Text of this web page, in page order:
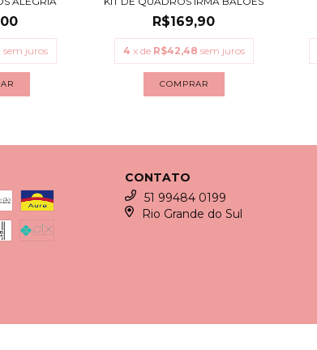
sem juros
R$169,90
4 x de R$42,48 sem juros
COMPRAR
CONTATO
51 99484 0199
Rio Grande do Sul